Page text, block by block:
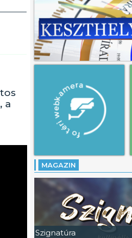
a
MAGAZIN
Szignatúra